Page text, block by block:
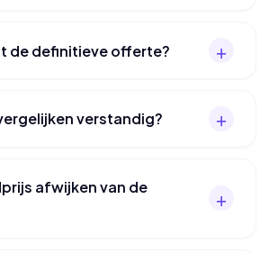
de definitieve offerte?
verstandig?
afwijken van de